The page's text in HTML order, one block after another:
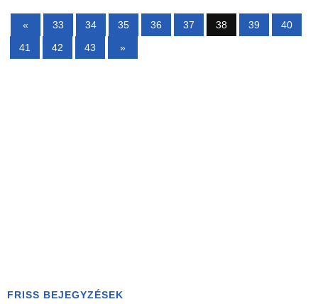
« 33 34 35 36 37 38 39
40
41
42 43 »
FRISS BEJEGYZÉSEK